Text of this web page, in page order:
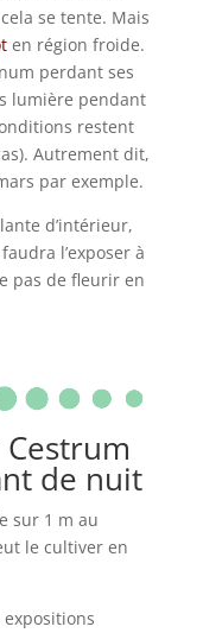
se tente. Mais
en région froide.
perdant ses
lumière pendant
restent
Autrement dit,
par exemple.
d’intérieur,
l’exposer à
pas de fleurir en
de nuit
sur 1 m au
le cultiver en